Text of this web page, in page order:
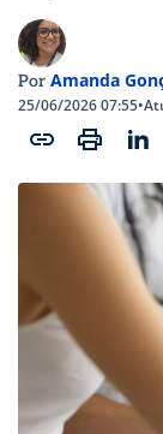
Por Amanda
25/06/2026 07:55•